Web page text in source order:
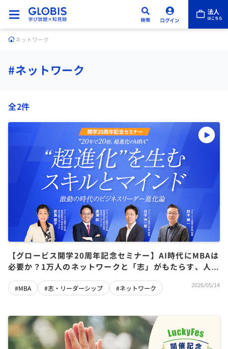
ネットワーク
#ネットワーク
全2件
【グロービス開学20周年記念セミナー】AI時代にMBAは
必要か？1万人のネットワークと「志」がもたらす、人生
#MBA #志・リーダーシップ #ネットワーク 2026/05/14